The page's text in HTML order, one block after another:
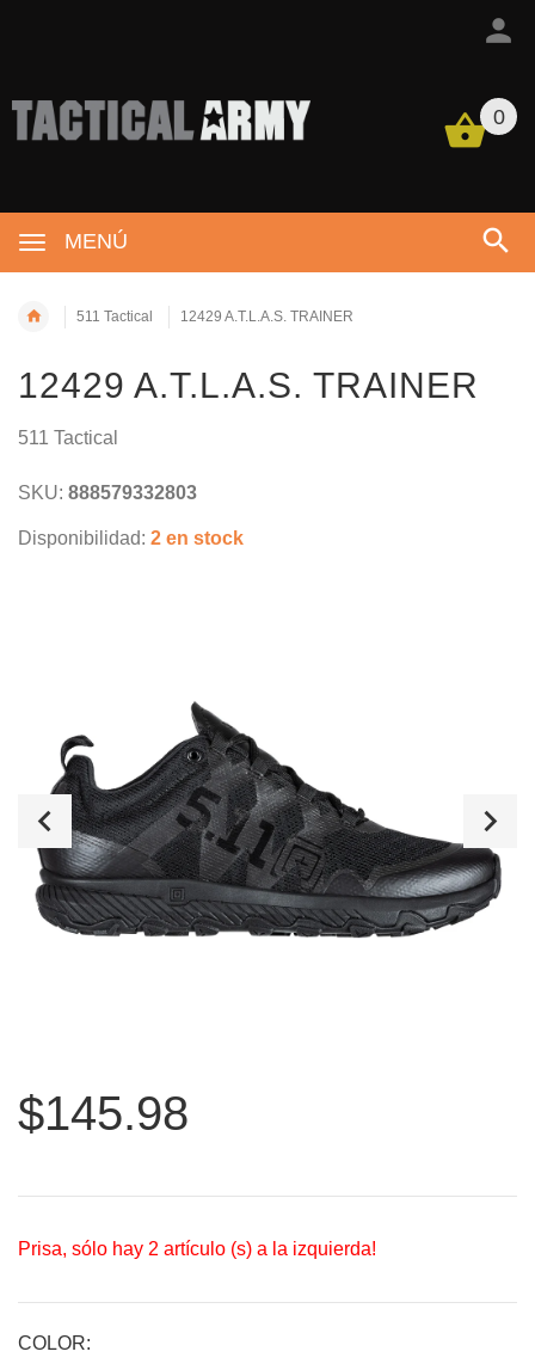
MENÚ
0
511 Tactical 12429 A.T.L.A.S. TRAINER
12429 A.T.L.A.S. TRAINER
511 Tactical
SKU: 888579332803
Disponibilidad: 2 en stock
$145.98
Prisa, sólo hay 2 artículo (s) a la izquierda!
COLOR: